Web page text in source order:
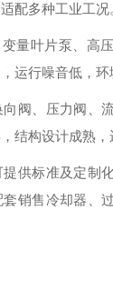
配多种工业工况
量叶片泵、高
运行噪音低，环
阀、压力阀、
结构设计成熟，
供标准及定制
销售冷却器、